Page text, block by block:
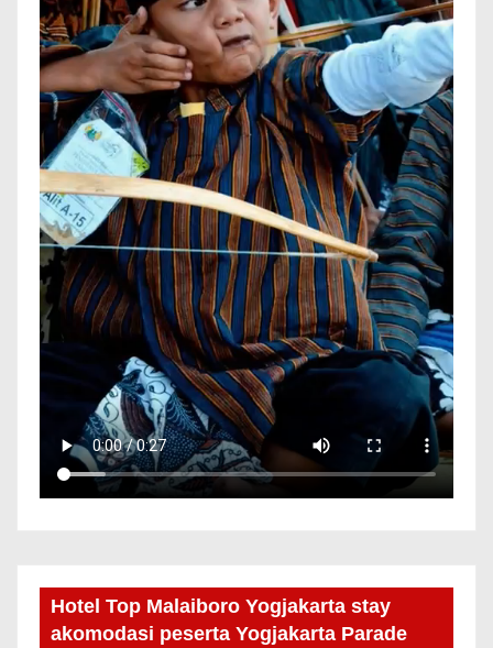
Hotel Top Malaiboro Yogjakarta stay
akomodasi peserta Yogjakarta Parade